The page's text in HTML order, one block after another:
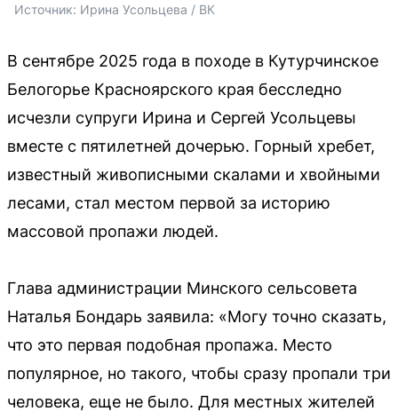
Источник: Ирина Усольцева / ВК
В сентябре 2025 года в походе в Кутурчинское
Белогорье Красноярского края бесследно
исчезли супруги Ирина и Сергей Усольцевы
вместе с пятилетней дочерью. Горный хребет,
известный живописными скалами и хвойными
лесами, стал местом первой за историю
массовой пропажи людей.
Глава администрации Минского сельсовета
Наталья Бондарь заявила: «Могу точно сказать,
что это первая подобная пропажа. Место
популярное, но такого, чтобы сразу пропали три
человека, еще не было. Для местных жителей